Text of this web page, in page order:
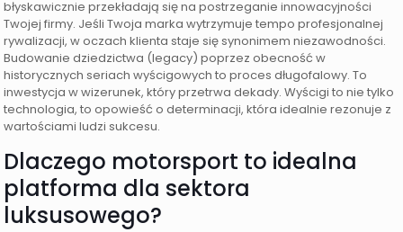
błyskawicznie przekładają się na postrzeganie innowacyjności
Twojej firmy. Jeśli Twoja marka wytrzymuje tempo profesjonalnej
rywalizacji, w oczach klienta staje się synonimem niezawodności.
Budowanie dziedzictwa (legacy) poprzez obecność w
historycznych seriach wyścigowych to proces długofalowy. To
inwestycja w wizerunek, który przetrwa dekady. Wyścigi to nie tylko
technologia, to opowieść o determinacji, która idealnie rezonuje z
wartościami ludzi sukcesu.
Dlaczego motorsport to idealna
platforma dla sektora
luksusowego?